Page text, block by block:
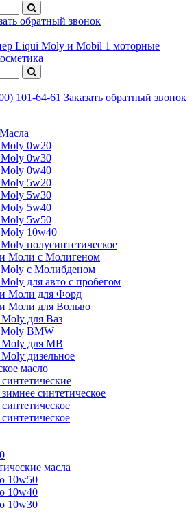
обратный звонок
моторные
101-64-61 Заказать обратный звонок
0w20
0w30
0w40
5w20
5w30
5w40
5w50
10w40
полусинтетическое
Моли с Молигеном
с Молибденом
для авто с пробегом
Моли для Форд
Моли для Вольво
для Ваз
BMW
для MB
дизельное
масло
синтетическое
масла
10w50
10w40
10w30